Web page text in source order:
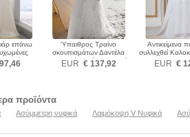
επάνω
Ύπαιθρος Τραίνο
σκουπισμάτων Δαντέλα
Φερμουάρ επάνω Νυφικά
EUR € 137,92
Αντικείμενα
συλλεχθεί
EUR €
προϊόντα
Ασύμμετρη νυφικά Λαιμόκοψη V Νυφικά